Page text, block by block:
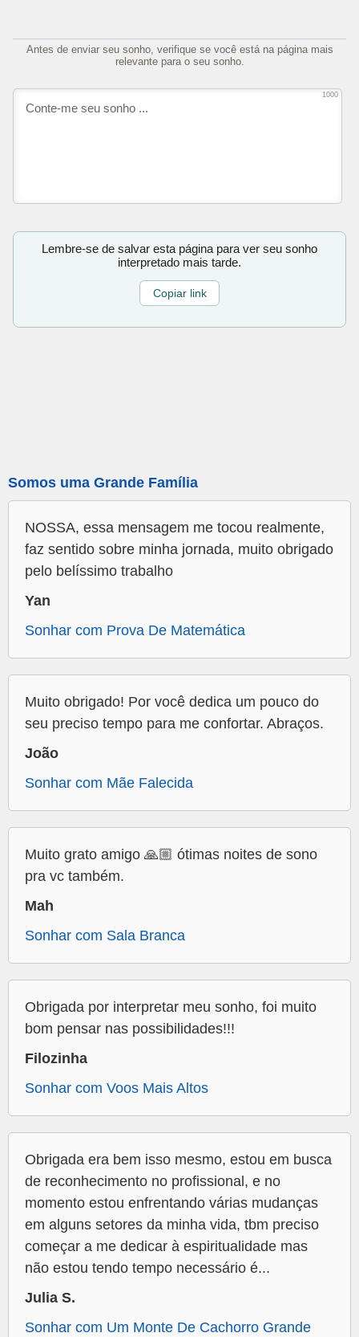
Antes de enviar seu sonho, verifique se você está na página mais
relevante para o seu sonho.
1000
Lembre-se de salvar esta página para ver seu sonho
interpretado mais tarde.
Copiar link
Somos uma Grande Família
NOSSA, essa mensagem me tocou realmente,
faz sentido sobre minha jornada, muito obrigado
pelo belíssimo trabalho
Yan
Sonhar com Prova De Matemática
Muito obrigado! Por você dedica um pouco do
seu preciso tempo para me confortar. Abraços.
João
Sonhar com Mãe Falecida
Muito grato amigo 🙏🏼 ótimas noites de sono
pra vc também.
Mah
Sonhar com Sala Branca
Obrigada por interpretar meu sonho, foi muito
bom pensar nas possibilidades!!!
Filozinha
Sonhar com Voos Mais Altos
Obrigada era bem isso mesmo, estou em busca
de reconhecimento no profissional, e no
momento estou enfrentando várias mudanças
em alguns setores da minha vida, tbm preciso
começar a me dedicar à espiritualidade mas
não estou tendo tempo necessário é...
Julia S.
Sonhar com Um Monte De Cachorro Grande